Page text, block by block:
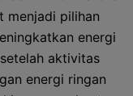
menjadi pilihan
energi
aktivitas
energi ringan